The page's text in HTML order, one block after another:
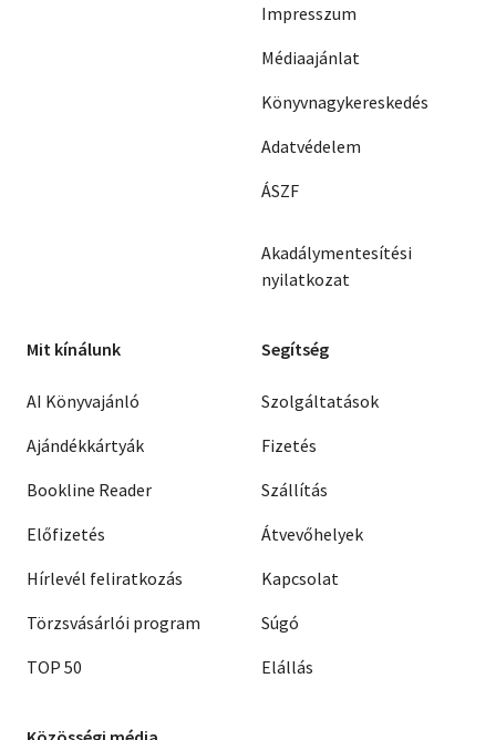
Impresszum
Médiaajánlat
Könyvnagykereskedés
Adatvédelem
ÁSZF
Akadálymentesítési
nyilatkozat
Mit kínálunk
AI Könyvajánló
Ajándékkártyák
Bookline Reader
Előfizetés
Hírlevél feliratkozás
Törzsvásárlói program
TOP 50
Segítség
Szolgáltatások
Fizetés
Szállítás
Átvevőhelyek
Kapcsolat
Súgó
Elállás